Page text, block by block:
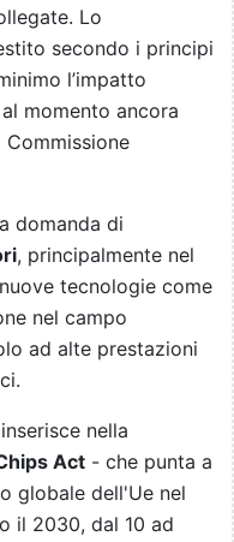
Lo
secondo i principi
l’impatto
momento ancora
Commissione
domanda di
, principalmente nel
tecnologie come
nel campo
ad alte prestazioni
nella
Act - che punta a
globale dell'Ue nel
il 2030, dal 10 ad